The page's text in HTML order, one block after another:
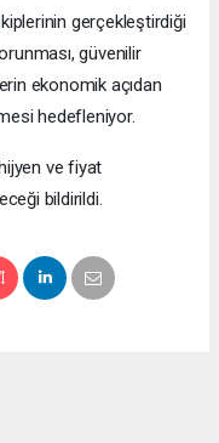
gerçekleştirdiği
güvenilir
ekonomik açıdan
hedefleniyor.
ve fiyat
bildirildi.